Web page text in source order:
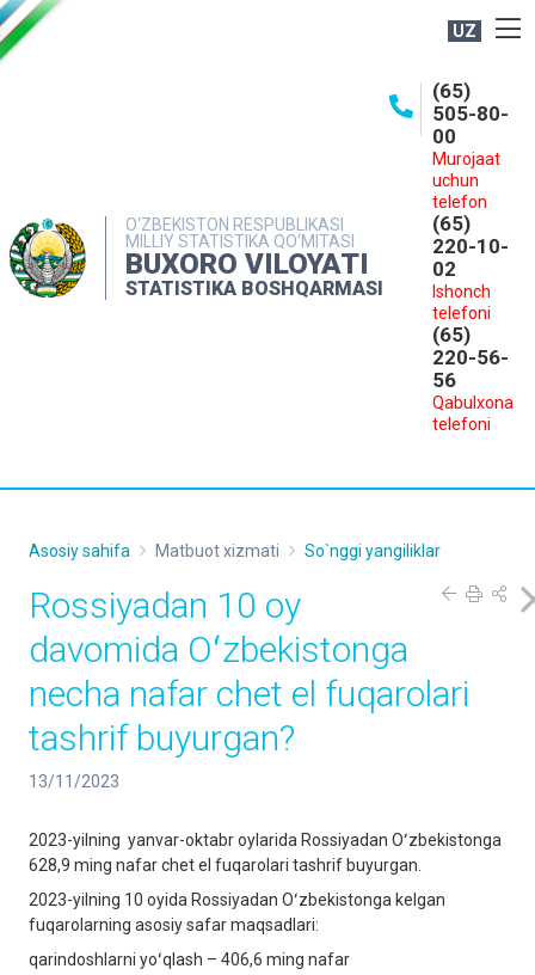
UZ
O‘ZBEKISTON RESPUBLIKASI
MILLIY STATISTIKA QO‘MITASI
BUXORO VILOYATI
STATISTIKA BOSHQARMASI
(65)
505-80-
00
Murojaat
uchun
telefon
(65)
220-10-
02
Ishonch
telefoni
(65)
220-56-
56
Qabulxona
telefoni
MATBUOT XIZMATI
MUROJAATLAR
Asosiy sahifa Matbuot xizmati So`nggi yangiliklar
Rossiyadan 10 oy
davomida Oʻzbekistonga
necha nafar chet el fuqarolari
tashrif buyurgan?
13/11/2023
2023-yilning yanvar-oktabr oylarida Rossiyadan Oʻzbekistonga
628,9 ming nafar chet el fuqarolari tashrif buyurgan.
2023-yilning 10 oyida Rossiyadan Oʻzbekistonga kelgan
fuqarolarning asosiy safar maqsadlari:
qarindoshlarni yoʻqlash – 406,6 ming nafar